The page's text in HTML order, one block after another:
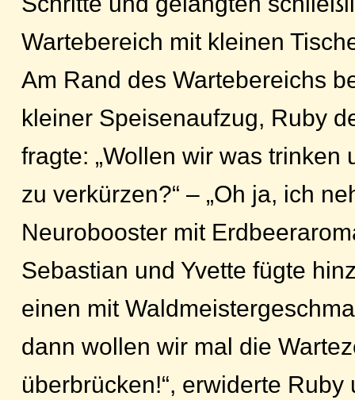
Wartebereich mit kleinen
Am Rand des Wartebereichs
kleiner Speisenaufzug, Ruby
fragte: „Wollen wir was trinken
zu verkürzen?“ – „Oh ja, ich
Neurobooster mit
Sebastian und Yvette fügte
einen mit
dann wollen wir mal die
überbrücken!“, erwiderte